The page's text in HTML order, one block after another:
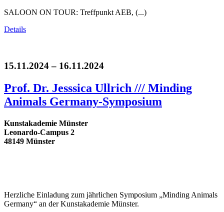
SALOON ON TOUR: Treffpunkt AEB, (...)
Details
15.11.2024 – 16.11.2024
Prof. Dr. Jesssica Ullrich /// Minding
Animals Germany-Symposium
Kunstakademie Münster
Leonardo-Campus 2
48149 Münster
Herzliche Einladung zum jährlichen Symposium „Minding Animals
Germany“ an der Kunstakademie Münster.